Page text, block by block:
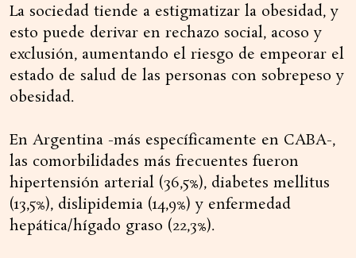
La sociedad tiende a estigmatizar la obesidad, y
esto puede derivar en rechazo social, acoso y
exclusión, aumentando el riesgo de empeorar el
estado de salud de las personas con sobrepeso y
obesidad.
En Argentina -más específicamente en CABA-,
las comorbilidades más frecuentes fueron
hipertensión arterial (36,5%), diabetes mellitus
(13,5%), dislipidemia (14,9%) y enfermedad
hepática/hígado graso (22,3%).